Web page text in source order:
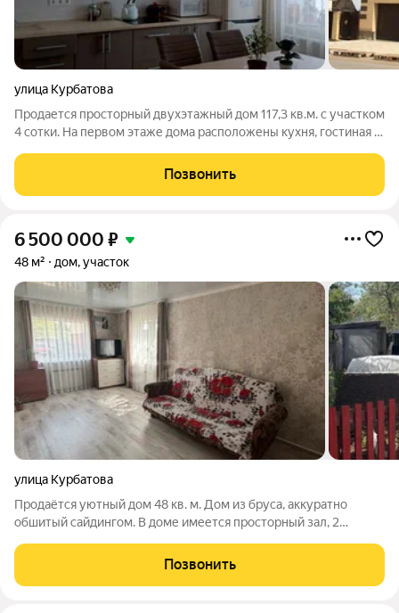
улица Курбатова
Продается просторный двухэтажный дом 117,3 кв.м. с участком
4 сотки. На первом этаже дома расположены кухня, гостиная с
кабиной. На втором этаже три комнаты , небольшой кабинет и
постирочная комната.
Позвонить
6 500 000 ₽
48 м² дом, участок
улица Курбатова
Продаётся уютный дом 48 кв. м. Дом из бруса, аккуратно
обшитый сайдингом. В доме имеется просторный зал, 2
электрическое, водоснабжение - скважина, канализация -
выгребная яма. На участке 3 сотки
Позвонить